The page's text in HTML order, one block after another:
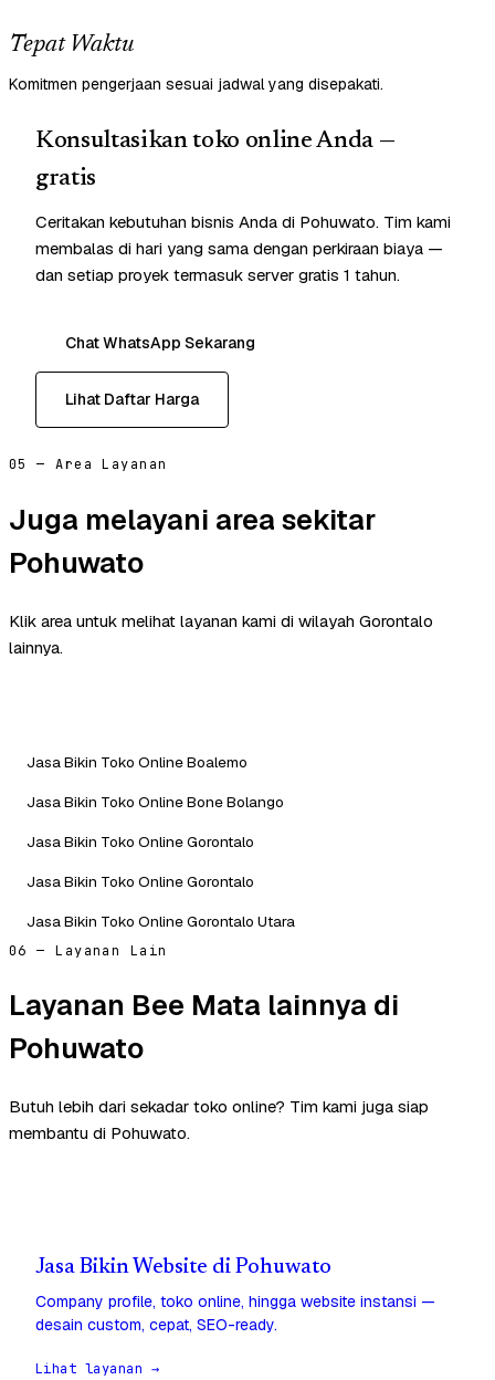
Tepat Waktu
Komitmen pengerjaan sesuai jadwal yang disepakati.
Konsultasikan toko online Anda —
gratis
Ceritakan kebutuhan bisnis Anda di Pohuwato. Tim kami
membalas di hari yang sama dengan perkiraan biaya —
dan setiap proyek termasuk server gratis 1 tahun.
Chat WhatsApp Sekarang
Lihat Daftar Harga
05 — Area Layanan
Juga melayani area sekitar
Pohuwato
Klik area untuk melihat layanan kami di wilayah Gorontalo
lainnya.
Jasa Bikin Toko Online Boalemo
Jasa Bikin Toko Online Bone Bolango
Jasa Bikin Toko Online Gorontalo
Jasa Bikin Toko Online Gorontalo
Jasa Bikin Toko Online Gorontalo Utara
06 — Layanan Lain
Layanan Bee Mata lainnya di
Pohuwato
Butuh lebih dari sekadar toko online? Tim kami juga siap
membantu di Pohuwato.
Jasa Bikin Website di Pohuwato
Company profile, toko online, hingga website instansi —
desain custom, cepat, SEO-ready.
Lihat layanan →